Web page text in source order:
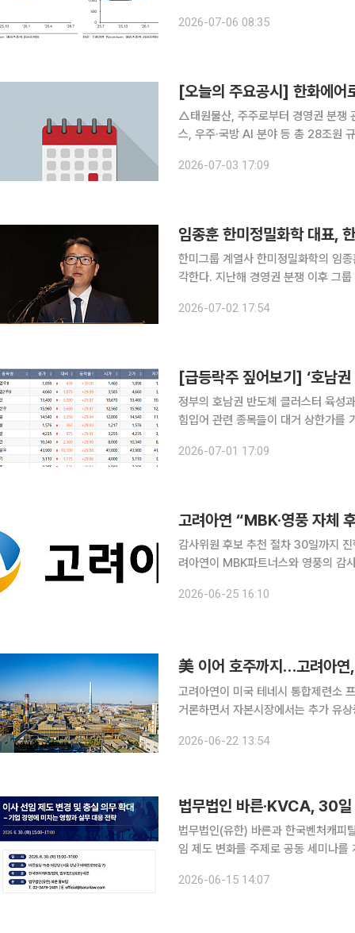
연결 기준 매출액은 6조369억원, 영
2026-07-06 08:35
[오늘의 주요공시] 한화에어
△태원물산, 주주로부터 경영권 분쟁 관련 장부
스, 우주·국방 AI 분야 등 총 28조원 규모 중장기 투자 △한화시스템,
△삼성SDI, 울산 사업장 차세대 전고
2026-07-03 17:09
한미그룹 계열사 한미정밀화학의 임
각한다. 지난해 경영권 분쟁 이후 그
분율 2.50%)를 장외매도할 계획이라
2026-07-02 17:54
정부의 호남권 반도체 클러스터 육성
힘입어 관련 종목들이 대거 상한가를 기록하며 시장을
설, 금호건설우, 일성건설, 삼호개발,
2026-07-01 17:09
고려아연 “MBK·영풍 자체
감사위원 후보 추천 절차 30일까지 진
려아연이 MBK파트너스와 영풍의 감
체적으로 설계·운영한 감사위원회 위
2026-06-25 16:10
美 이어 호주까지…고려아연
고려아연이 미국 테네시 통합제련소
거론하면서 자본시장에서는 추가 유
커지는 분위기다. 22일 투
2026-06-22 13:54
법무법인 바른·KVCA, 30일
법무법인(유한) 바른과 한국벤처캐
임 제도 변화를 주제로 공동 세미나를 개최한다. 바른은 30일 오후 3시 서울
2026-06-15 14:07